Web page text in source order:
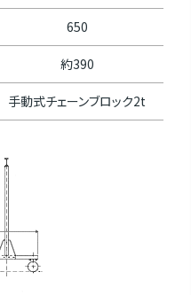
650
約390
手動式チェーンブロック2t